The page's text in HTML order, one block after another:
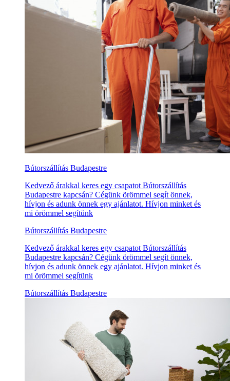
Bútorszállítás Budapestre
Kedvező árakkal keres egy csapatot Bútorszállítás
Budapestre kapcsán? Cégünk örömmel segít önnek,
hívjon és adunk önnek egy ajánlatot. Hívjon minket és
mi örömmel segítünk
Bútorszállítás Budapestre
Kedvező árakkal keres egy csapatot Bútorszállítás
Budapestre kapcsán? Cégünk örömmel segít önnek,
hívjon és adunk önnek egy ajánlatot. Hívjon minket és
mi örömmel segítünk
Bútorszállítás Budapestre